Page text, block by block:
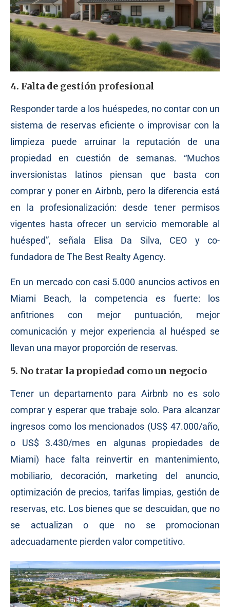
4. Falta de gestión profesional
Responder tarde a los huéspedes, no contar con un
sistema de reservas eficiente o improvisar con la
limpieza puede arruinar la reputación de una
propiedad en cuestión de semanas. “Muchos
inversionistas latinos piensan que basta con
comprar y poner en Airbnb, pero la diferencia está
en la profesionalización: desde tener permisos
vigentes hasta ofrecer un servicio memorable al
huésped”, señala Elisa Da Silva, CEO y co-
fundadora de The Best Realty Agency.
En un mercado con casi 5.000 anuncios activos en
Miami Beach, la competencia es fuerte: los
anfitriones con mejor puntuación, mejor
comunicación y mejor experiencia al huésped se
llevan una mayor proporción de reservas.
5. No tratar la propiedad como un negocio
Tener un departamento para Airbnb no es solo
comprar y esperar que trabaje solo. Para alcanzar
ingresos como los mencionados (US$ 47.000/año,
o US$ 3.430/mes en algunas propiedades de
Miami) hace falta reinvertir en mantenimiento,
mobiliario, decoración, marketing del anuncio,
optimización de precios, tarifas limpias, gestión de
reservas, etc. Los bienes que se descuidan, que no
se actualizan o que no se promocionan
adecuadamente pierden valor competitivo.